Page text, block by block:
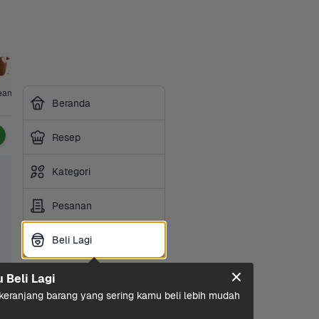
BBQ
Beranda
Resep
Kategori
Pesanan
Beli Lagi
Beli Lagi
Beli Lagi
barang yang sering kamu beli lebih mudah